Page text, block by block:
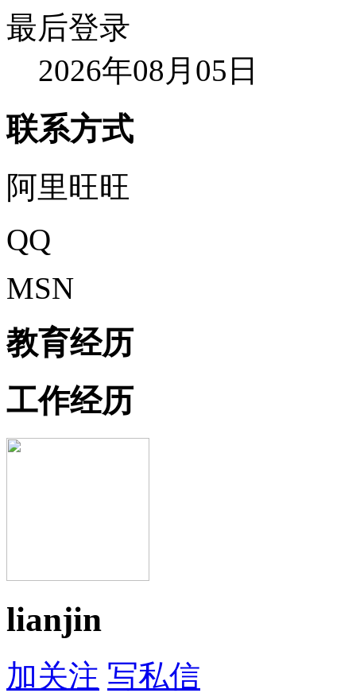
最后登录
2026年08月05日
联系方式
阿里旺旺
QQ
MSN
教育经历
工作经历
lianjin
加关注 写私信